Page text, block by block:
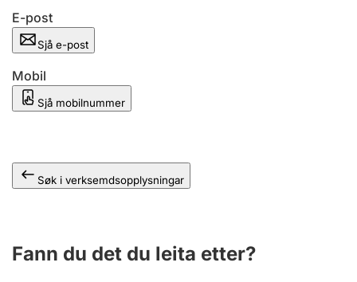
E-post
Sjå e-post
Mobil
Sjå mobilnummer
Søk i verksemdsopplysningar
Fann du det du leita etter?